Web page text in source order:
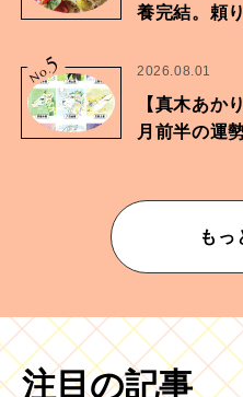
養完結。頼
No.
5 2026.08.01
【真木あか
月前半の運
もっ
注目の記事